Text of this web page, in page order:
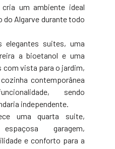
cria um ambiente ideal
do Algarve durante todo
suites, uma
a bioetanol e uma
com vista para o jardim,
contemporânea
sendo
independente.
uma quarta suite,
garagem,
e conforto para a